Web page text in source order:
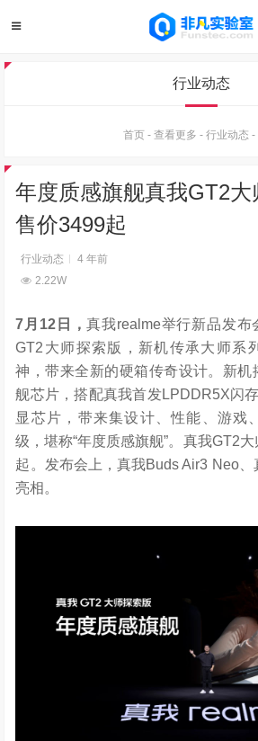
行业动态
首页 - 查看更多 - 行业动态 -
年度质感旗舰真我GT2
售价3499起
行业动态
4 年前
2.22W
7 月 12 日，真我realme举行新品发布
GT2大师探索版，新机传承大师系
神，带来全新的硬箱传奇设计。新机
舰芯片，搭配真我首发LPDDR5X闪
显芯片，带来集设计、性能、游戏
级，堪称“年度质感旗舰”。真我GT2
起。发布会上，真我Buds Air3 Neo
亮相。